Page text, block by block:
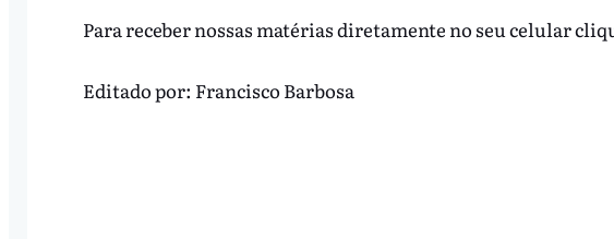
Para receber nossas matérias diretamente no seu celular
Editado por: Francisco Barbosa